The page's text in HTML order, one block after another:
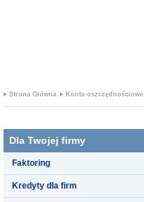
Strona Główna Konta oszczędnościowe
Dla Twojej firmy
Faktoring
Kredyty dla firm